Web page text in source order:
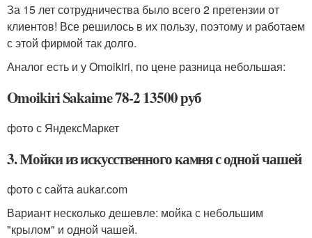
За 15 лет сотрудничества было всего 2 претензии от
клиентов! Все решилось в их пользу, поэтому и работаем
с этой фирмой так долго.
Аналог есть и у Omoikiri, по цене разница небольшая:
Omoikiri Sakaime 78-2 13500 руб
фото с ЯндексМаркет
3. Мойки из искусственного камня с одной чашей
фото с сайта aukar.com
Вариант несколько дешевле: мойка с небольшим
"крылом" и одной чашей.